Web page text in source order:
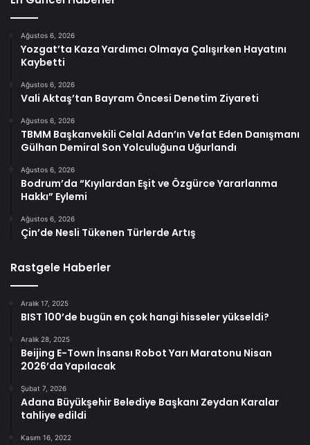
Ağustos 6, 2026
Yozgat’ta Kaza Yardımcı Olmaya Çalışırken Hayatını
Kaybetti
Ağustos 6, 2026
Vali Aktaş’tan Bayram Öncesi Denetim Ziyareti
Ağustos 6, 2026
TBMM Başkanvekili Celal Adan’ın Vefat Eden Danışmanı
Gülhan Demiral Son Yolculuğuna Uğurlandı
Ağustos 6, 2026
Bodrum’da “Kıyılardan Eşit ve Özgürce Yararlanma
Hakkı” Eylemi
Ağustos 6, 2026
Çin’de Nesli Tükenen Türlerde Artış
Rastgele Haberler
Aralık 17, 2025
BIST 100’de bugün en çok hangi hisseler yükseldi?
Aralık 28, 2025
Beijing E-Town İnsansı Robot Yarı Maratonu Nisan
2026’da Yapılacak
Şubat 7, 2026
Adana Büyükşehir Belediye Başkanı Zeydan Karalar
tahliye edildi
Kasım 16, 2022